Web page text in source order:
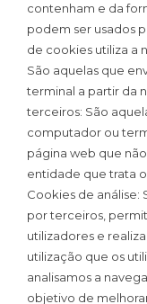
contenham e da
podem ser usados
de cookies utiliza a
São aquelas que
terminal a partir da
terceiros: São
computador ou
página web que
entidade que trata
Cookies de análise:
por terceiros,
utilizadores e
utilização que os
analisamos a
objetivo de